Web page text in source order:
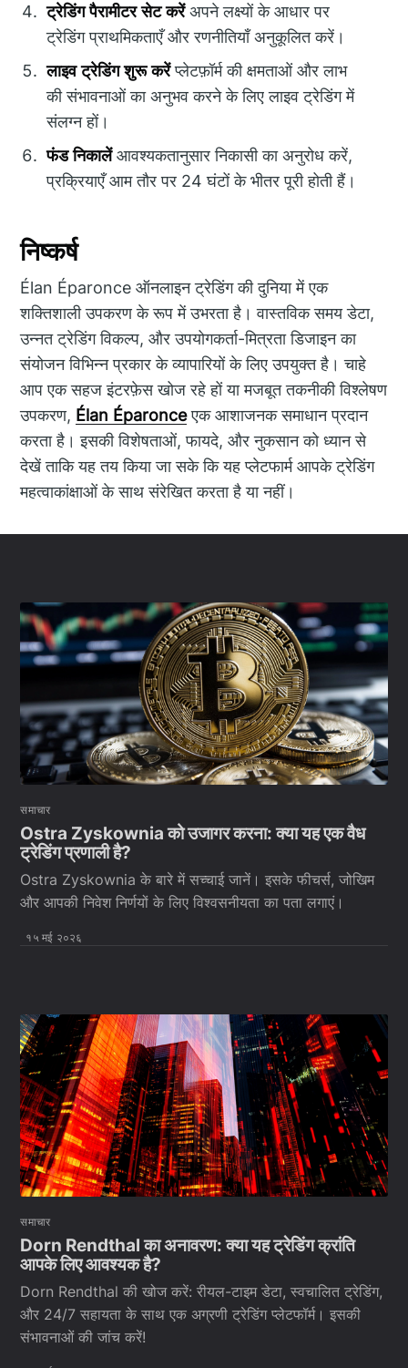
ट्रेडिंग पैरामीटर सेट करेंअपने लक्ष्यों के आधार पर
ट्रेडिंग प्राथमिकताएँ और रणनीतियाँ अनुकूलित करें।
लाइव ट्रेडिंग शुरू करेंप्लेटफ़ॉर्म की क्षमताओं और लाभ
की संभावनाओं का अनुभव करने के लिए लाइव ट्रेडिंग में
संलग्न हों।
फंड निकालेंआवश्यकतानुसार निकासी का अनुरोध करें,
प्रक्रियाएँ आम तौर पर 24 घंटों के भीतर पूरी होती हैं।
निष्कर्ष
Élan Éparonce ऑनलाइन ट्रेडिंग की दुनिया में एक
शक्तिशाली उपकरण के रूप में उभरता है। वास्तविक समय डेटा,
उन्नत ट्रेडिंग विकल्प, और उपयोगकर्ता-मित्रता डिजाइन का
संयोजन विभिन्न प्रकार के व्यापारियों के लिए उपयुक्त है। चाहे
आप एक सहज इंटरफ़ेस खोज रहे हों या मजबूत तकनीकी विश्लेषण
उपकरण, Élan Éparonceएक आशाजनक समाधान प्रदान
करता है। इसकी विशेषताओं, फायदे, और नुकसान को ध्यान से
देखें ताकि यह तय किया जा सके कि यह प्लेटफार्म आपके ट्रेडिंग
महत्वाकांक्षाओं के साथ संरेखित करता है या नहीं।
समाचार
Ostra Zyskownia को उजागर करना: क्या यह एक वैध
ट्रेडिंग प्रणाली है?
Ostra Zyskownia के बारे में सच्चाई जानें। इसके फीचर्स, जोखिम
और आपकी निवेश निर्णयों के लिए विश्वसनीयता का पता लगाएं।
१५ मई २०२६
समाचार
Dorn Rendthal का अनावरण: क्या यह ट्रेडिंग क्रांति
आपके लिए आवश्यक है?
Dorn Rendthal की खोज करें: रीयल-टाइम डेटा, स्वचालित ट्रेडिंग,
और 24/7 सहायता के साथ एक अग्रणी ट्रेडिंग प्लेटफॉर्म। इसकी
संभावनाओं की जांच करें!